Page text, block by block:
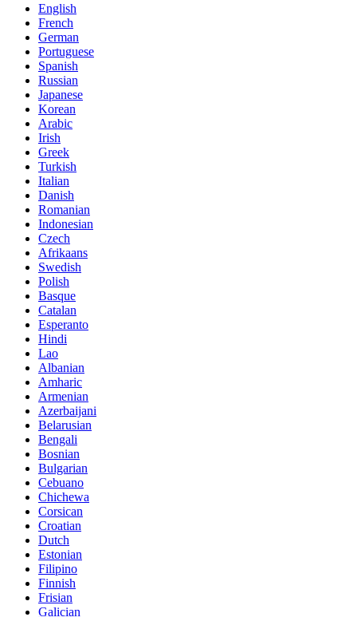
English
French
German
Portuguese
Spanish
Russian
Japanese
Korean
Arabic
Irish
Greek
Turkish
Italian
Danish
Romanian
Indonesian
Czech
Afrikaans
Swedish
Polish
Basque
Catalan
Esperanto
Hindi
Lao
Albanian
Amharic
Armenian
Azerbaijani
Belarusian
Bengali
Bosnian
Bulgarian
Cebuano
Chichewa
Corsican
Croatian
Dutch
Estonian
Filipino
Finnish
Frisian
Galician